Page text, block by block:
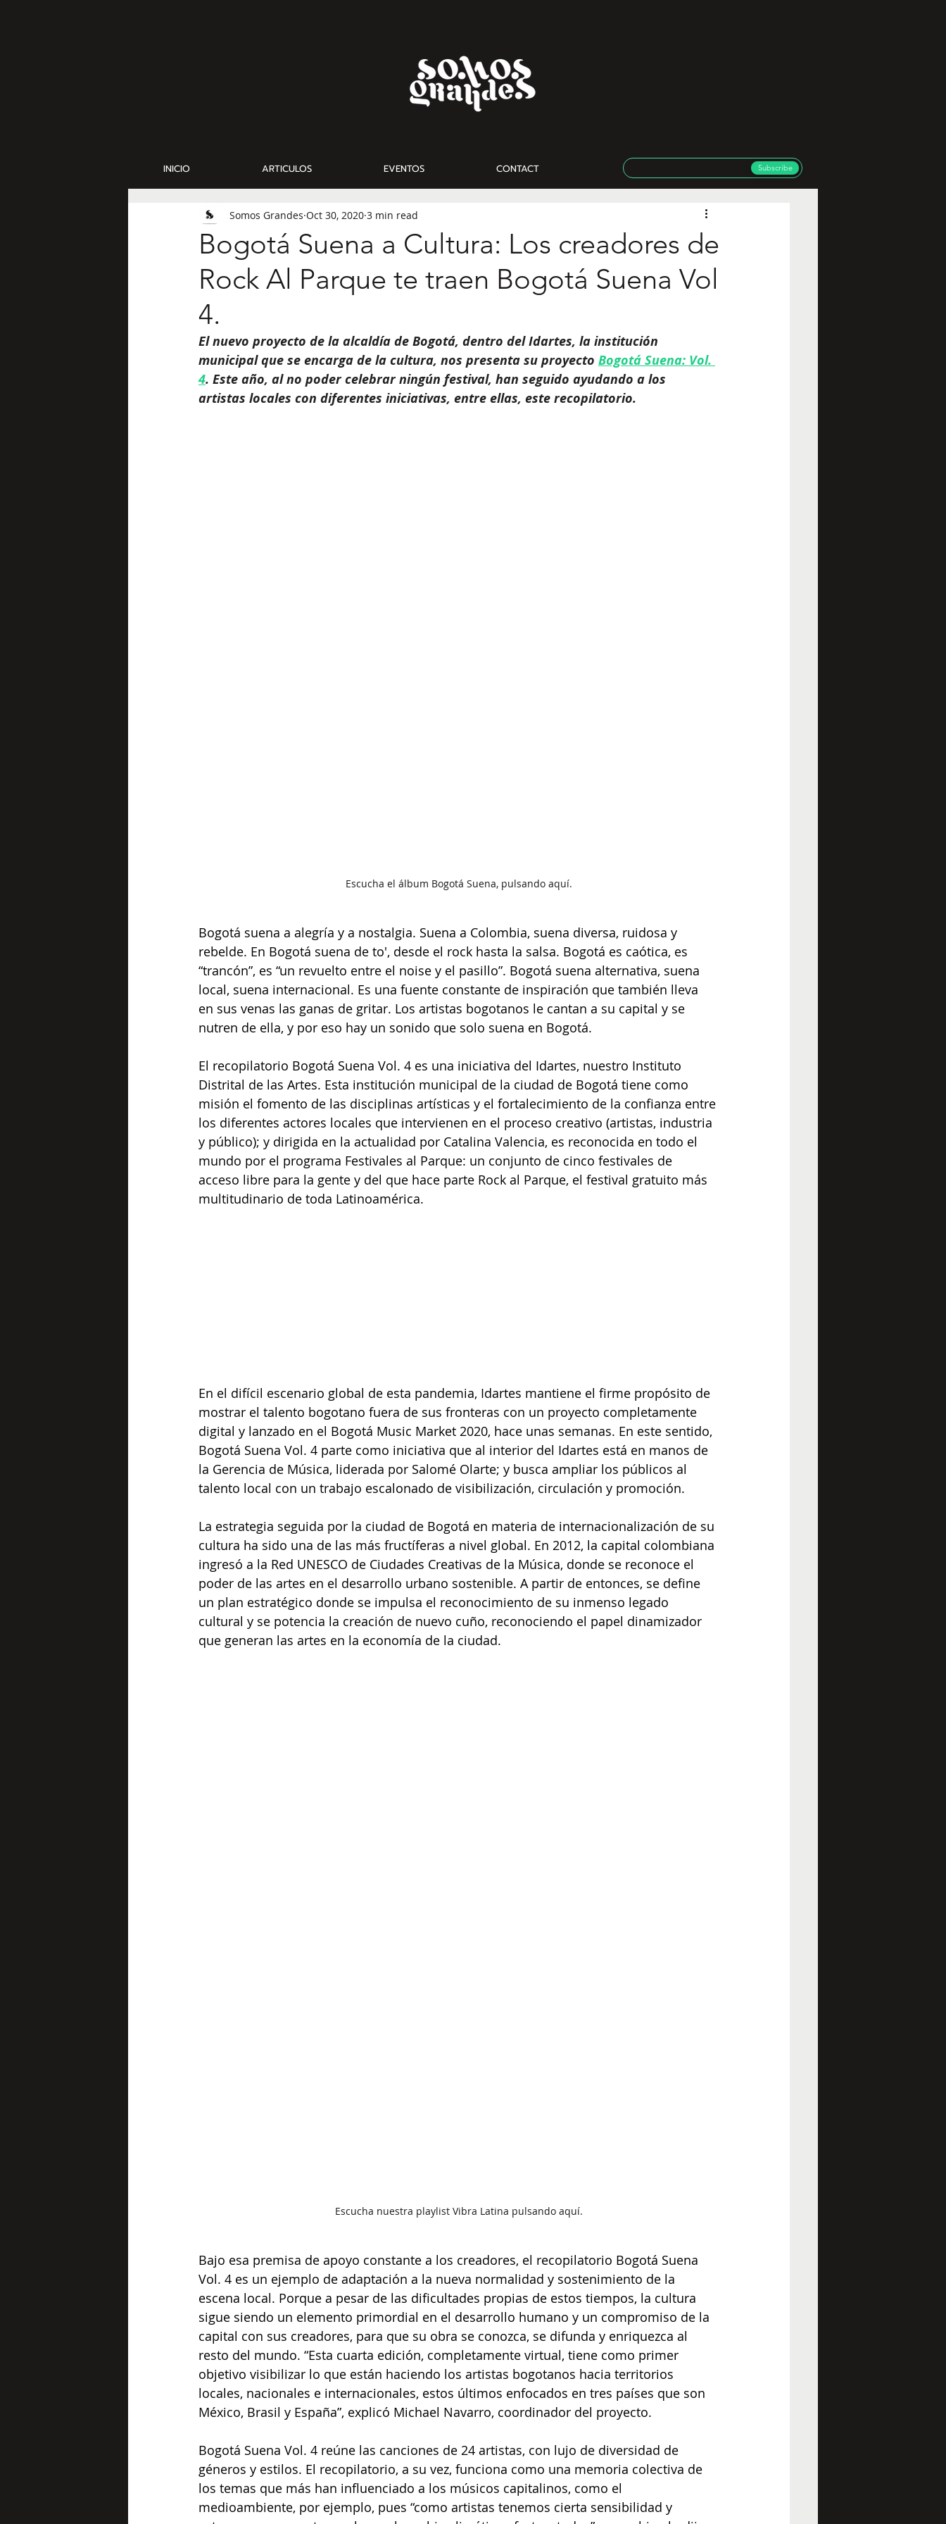
INICIO ARTICULOS EVENTOS CONTACT Subscribe
Bogotá Suena a Cultura: Los creadores de
Rock Al Parque te traen Bogotá Suena Vol
4.
Somos Grandes Oct 30, 2020 3 min read
El nuevo proyecto de la alcaldía de Bogotá, dentro del Idartes, la institución
municipal que se encarga de la cultura, nos presenta su proyecto Bogotá Suena: Vol.
4. Este año, al no poder celebrar ningún festival, han seguido ayudando a los
artistas locales con diferentes iniciativas, entre ellas, este recopilatorio.
Escucha el álbum Bogotá Suena, pulsando aquí.
Bogotá suena a alegría y a nostalgia. Suena a Colombia, suena diversa, ruidosa y
rebelde. En Bogotá suena de to', desde el rock hasta la salsa. Bogotá es caótica, es
“trancón”, es “un revuelto entre el noise y el pasillo”. Bogotá suena alternativa, suena
local, suena internacional. Es una fuente constante de inspiración que también lleva
en sus venas las ganas de gritar. Los artistas bogotanos le cantan a su capital y se
nutren de ella, y por eso hay un sonido que solo suena en Bogotá.
El recopilatorio Bogotá Suena Vol. 4 es una iniciativa del Idartes, nuestro Instituto
Distrital de las Artes. Esta institución municipal de la ciudad de Bogotá tiene como
misión el fomento de las disciplinas artísticas y el fortalecimiento de la confianza entre
los diferentes actores locales que intervienen en el proceso creativo (artistas, industria
y público); y dirigida en la actualidad por Catalina Valencia, es reconocida en todo el
mundo por el programa Festivales al Parque: un conjunto de cinco festivales de
acceso libre para la gente y del que hace parte Rock al Parque, el festival gratuito más
multitudinario de toda Latinoamérica.
En el difícil escenario global de esta pandemia, Idartes mantiene el firme propósito de
mostrar el talento bogotano fuera de sus fronteras con un proyecto completamente
digital y lanzado en el Bogotá Music Market 2020, hace unas semanas. En este sentido,
Bogotá Suena Vol. 4 parte como iniciativa que al interior del Idartes está en manos de
la Gerencia de Música, liderada por Salomé Olarte; y busca ampliar los públicos al
talento local con un trabajo escalonado de visibilización, circulación y promoción.
La estrategia seguida por la ciudad de Bogotá en materia de internacionalización de su
cultura ha sido una de las más fructíferas a nivel global. En 2012, la capital colombiana
ingresó a la Red UNESCO de Ciudades Creativas de la Música, donde se reconoce el
poder de las artes en el desarrollo urbano sostenible. A partir de entonces, se define
un plan estratégico donde se impulsa el reconocimiento de su inmenso legado
cultural y se potencia la creación de nuevo cuño, reconociendo el papel dinamizador
que generan las artes en la economía de la ciudad.
Escucha nuestra playlist Vibra Latina pulsando aquí.
Bajo esa premisa de apoyo constante a los creadores, el recopilatorio Bogotá Suena
Vol. 4 es un ejemplo de adaptación a la nueva normalidad y sostenimiento de la
escena local. Porque a pesar de las dificultades propias de estos tiempos, la cultura
sigue siendo un elemento primordial en el desarrollo humano y un compromiso de la
capital con sus creadores, para que su obra se conozca, se difunda y enriquezca al
resto del mundo. “Esta cuarta edición, completamente virtual, tiene como primer
objetivo visibilizar lo que están haciendo los artistas bogotanos hacia territorios
locales, nacionales e internacionales, estos últimos enfocados en tres países que son
México, Brasil y España”, explicó Michael Navarro, coordinador del proyecto.
Bogotá Suena Vol. 4 reúne las canciones de 24 artistas, con lujo de diversidad de
géneros y estilos. El recopilatorio, a su vez, funciona como una memoria colectiva de
los temas que más han influenciado a los músicos capitalinos, como el
medioambiente, por ejemplo, pues “como artistas tenemos cierta sensibilidad y